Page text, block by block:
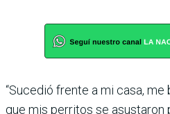
“Sucedió frente a mi casa,
que mis perritos se asustaron